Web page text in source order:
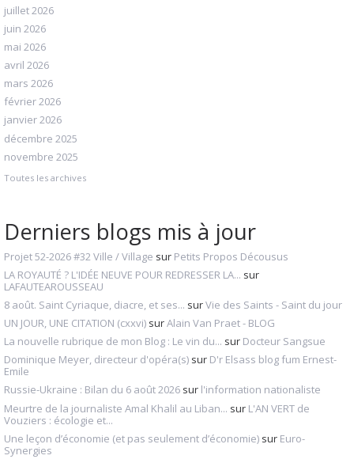
juillet 2026
juin 2026
mai 2026
avril 2026
mars 2026
février 2026
janvier 2026
décembre 2025
novembre 2025
Toutes les archives
Derniers blogs mis à jour
Projet 52-2026 #32 Ville / Village sur Petits Propos Décousus
LA ROYAUTÉ ? L'IDÉE NEUVE POUR REDRESSER LA... sur
LAFAUTEAROUSSEAU
8 août. Saint Cyriaque, diacre, et ses... surVie des Saints - Saint du jour
UN JOUR, UNE CITATION (cxxvi) surAlain Van Praet - BLOG
La nouvelle rubrique de mon Blog : Le vin du... sur Docteur Sangsue
Dominique Meyer, directeur d'opéra(s) sur D'r Elsass blog fum Ernest-
Emile
Russie-Ukraine : Bilan du 6 août 2026 sur l'information nationaliste
Meurtre de la journaliste Amal Khalil au Liban... sur L'AN VERT de
Vouziers : écologie et...
Une leçon d’économie (et pas seulement d’économie) sur Euro-
Synergies